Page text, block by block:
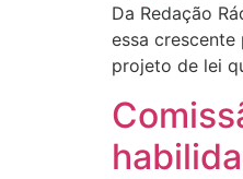
Da Redação
essa
projeto de lei